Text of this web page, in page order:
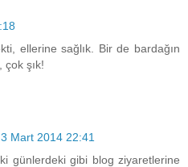
ellerine sağlık. Bir de bardağın
çok şık!
3 Mart 2014 22:41
günlerdeki gibi blog ziyaretlerine